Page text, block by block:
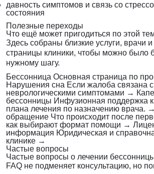
давность симптомов и связь со
состояния
Полезные переходы
Что ещё может пригодиться по этой
Здесь собраны близкие услуги, врачи
страницы клиники, чтобы можно было
нужному шагу.
Бессонница Основная страница по
Нарушения сна Если жалоба связана с
неврологическими симптомами →
бессонницы Инфузионная поддержка
плана лечения по назначению врача. →
обращение Что происходит после
как выбирают формат помощи →
информация Юридическая и
клинике →
Частые вопросы
Частые вопросы о лечении
FAQ не подменяет консультацию, но